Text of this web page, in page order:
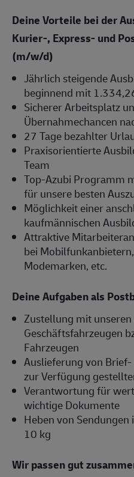
Deine Vorteile bei der
Kurier-, Express- und
(m/w/d)
Jährlich steigende
beginnend mit
Sicherer Arbeitsplatz
Übernahmechancen
27 Tage bezahlter
Praxisorientierte
Team
Top-Azubi Programm
für unsere besten
Möglichkeit einer
kaufmännischen
Attraktive
bei
Modemarken, etc.
Deine Aufgaben als
Zustellung mit
Geschäftsfahrzeugen
Fahrzeugen
Auslieferung von
zur Verfügung
Verantwortung für
wichtige Dokumente
Heben von
10 kg
Wir passen gut